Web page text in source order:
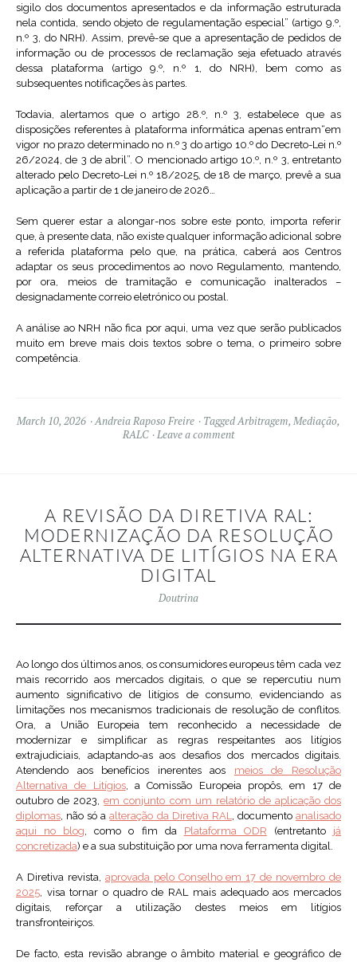
sigilo dos documentos apresentados e da informação estruturada
nela contida, sendo objeto de regulamentação especial” (artigo 9.º,
n.º 3, do NRH). Assim, prevê-se que a apresentação de pedidos de
informação ou de processos de reclamação seja efetuado através
dessa plataforma (artigo 9.º, n.º 1, do NRH), bem como as
subsequentes notificações às partes.
Todavia, alertamos que o artigo 28.º, n.º 3, estabelece que as
disposições referentes à plataforma informática apenas entram“em
vigor no prazo determinado no n.º 3 do artigo 10.º do Decreto-Lei n.º
26/2024, de 3 de abril”. O mencionado artigo 10.º, n.º 3, entretanto
alterado pelo Decreto-Lei n.º 18/2025, de 18 de março, prevê a sua
aplicação a partir de 1 de janeiro de 2026…
Sem querer estar a alongar-nos sobre este ponto, importa referir
que, à presente data, não existe qualquer informação adicional sobre
a referida plataforma pelo que, na prática, caberá aos Centros
adaptar os seus procedimentos ao novo Regulamento, mantendo,
por ora, meios de tramitação e comunicação inalterados –
designadamente correio eletrónico ou postal.
A análise ao NRH não fica por aqui, uma vez que serão publicados
muito em breve mais dois textos sobre o tema, o primeiro sobre
competência.
March 10, 2026 Andreia Raposo Freire TaggedArbitragem, Mediação,
RALC
Leave a comment
A REVISÃO DA DIRETIVA RAL:
MODERNIZAÇÃO DA RESOLUÇÃO
ALTERNATIVA DE LITÍGIOS NA ERA
DIGITAL
Doutrina
Ao longo dos últimos anos, os consumidores europeus têm cada vez
mais recorrido aos mercados digitais, o que se repercutiu num
aumento significativo de litígios de consumo, evidenciando as
limitações nos mecanismos tradicionais de resolução de conflitos.
Ora, a União Europeia tem reconhecido a necessidade de
modernizar e simplificar as regras respeitantes aos litígios
extrajudiciais, adaptando-as aos desafios dos mercados digitais.
Atendendo aos benefícios inerentes aos meios de Resolução
Alternativa de Litígios, a Comissão Europeia propôs, em 17 de
outubro de 2023,em conjunto com um relatório de aplicação dos
diplomas, não só aalteração da Diretiva RAL, documentoanalisado
aqui no blog, como o fim da Plataforma ODR (entretanto já
concretizada) e a sua substituição por uma nova ferramenta digital.
A Diretiva revista, aprovada pelo Conselho em 17 de novembro de
2025, visa tornar o quadro de RAL mais adequado aos mercados
digitais, reforçar a utilização destes meios em litígios
transfronteiriços.
De facto, esta revisão abrange o âmbito material e geográfico de